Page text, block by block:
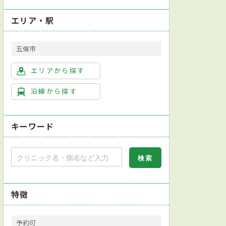
エリア・駅
五條市
エリアから探す
沿線から探す
キーワード
特徴
予約可